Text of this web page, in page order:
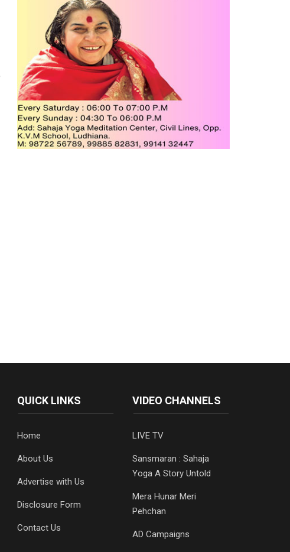
QUICK LINKS
Home
About Us
Advertise with Us
Disclosure Form
Contact Us
VIDEO CHANNELS
LIVE TV
Sansmaran : Sahaja
Yoga A Story Untold
Mera Hunar Meri
Pehchan
AD Campaigns